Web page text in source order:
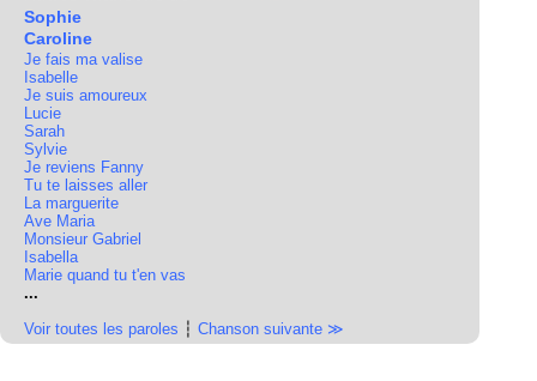
Sophie
Caroline
Je fais ma valise
Isabelle
Je suis amoureux
Lucie
Sarah
Sylvie
Je reviens Fanny
Tu te laisses aller
La marguerite
Ave Maria
Monsieur Gabriel
Isabella
Marie quand tu t'en vas
...
Voir toutes les paroles ┆ Chanson suivante ≫